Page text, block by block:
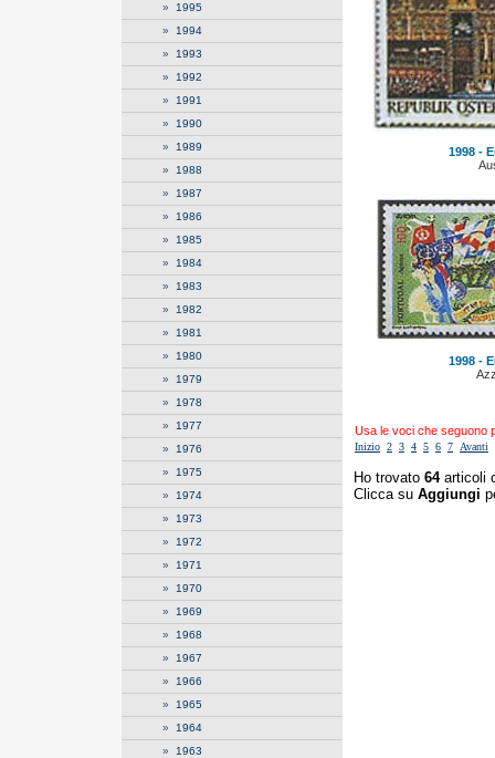
» 1995
» 1994
» 1993
» 1992
» 1991
» 1990
» 1989
» 1988
» 1987
» 1986
» 1985
» 1984
» 1983
» 1982
» 1981
» 1980
» 1979
» 1978
» 1977
» 1976
» 1975
» 1974
» 1973
» 1972
» 1971
» 1970
» 1969
» 1968
» 1967
» 1966
» 1965
» 1964
» 1963
1998 -
1998 -
Usa le voci che seguono
Inizio 2 3 4 5 6 7 Avanti
Ho trovato 64articoli
Clicca su Aggiungi